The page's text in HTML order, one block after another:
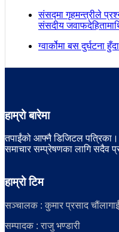
संसद्मा गृहमन्त्रीले
संसदीय
ग्वार्कोमा बस दुर्घटना
हाम्रो बारेमा
तपाईंको आफ्नै डिजिटल पत्रिका।
समाचार सम्प्रेषणका लागि सदैव
हाम्रो टिम
सञ्चालक : कुमार प्रसाद चौंलागाईं
सम्पादक : राजु भण्डारी